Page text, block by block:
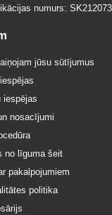
numurs:
jūsu sūtījumus
iespējas
nosacījumi
no līguma šeit
pakalpojumiem
politika